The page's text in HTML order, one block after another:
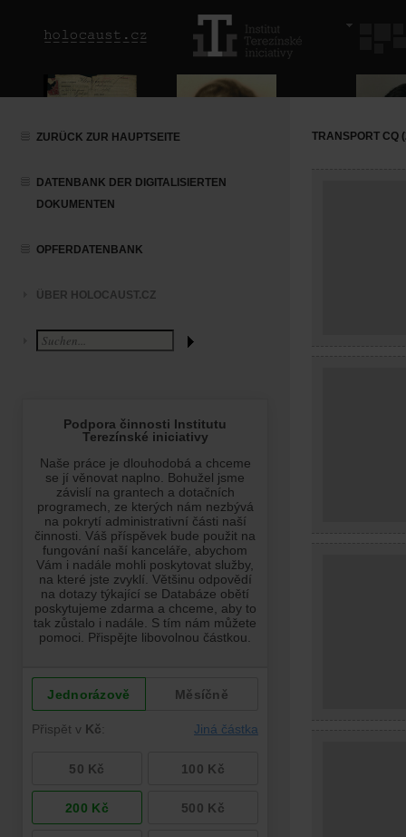
ZURÜCK ZUR HAUPTSEITE
DATENBANK DER DIGITALISIERTEN
DOKUMENTEN
OPFERDATENBANK
ÜBER HOLOCAUST.CZ
TRANSPORT CQ